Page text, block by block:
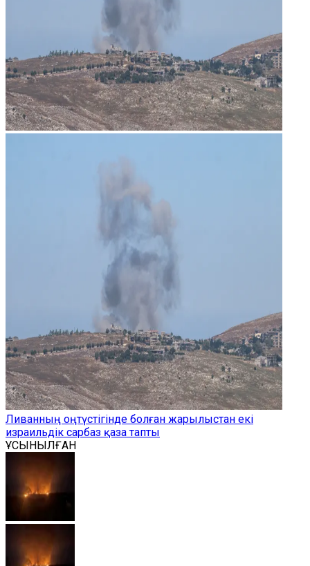
Ливанның оңтүстігінде болған жарылыстан екі
израильдік сарбаз қаза тапты
ҰСЫНЫЛҒАН